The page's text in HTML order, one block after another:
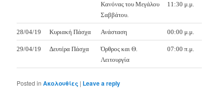
Κανόνας του Μεγάλου
Σαββάτου.
11:30 μ.μ.
28/04/19 Κυριακή Πάσχα Ανάσταση 00:00 μ.μ.
29/04/19 Δευτέρα Πάσχα
Όρθρος και Θ.
Λειτουργία
07:00 π.μ.
Posted in Ακολουθίες | Leave a reply